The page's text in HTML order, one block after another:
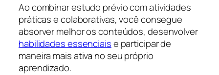
Ao combinar estudo prévio com atividades
práticas e colaborativas, você consegue
absorver melhor os conteúdos, desenvolver
habilidades essenciaise participar de
maneira mais ativa no seu próprio
aprendizado.